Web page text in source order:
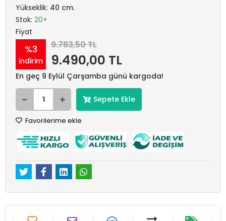
Yükseklik: 40 cm.
Stok: 20+
Fiyat
%3
indirim
9.783,50 TL
9.490,00 TL
En geç 9 Eylül Çarşamba günü kargoda!
Sepete Ekle
Favorilerime ekle